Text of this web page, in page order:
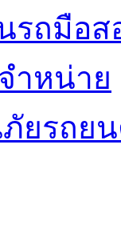
รถมือส
ำหน่าย
ยรถย